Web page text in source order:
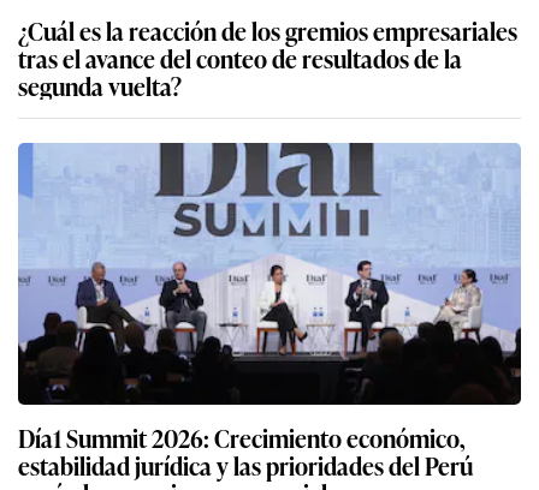
¿Cuál es la reacción de los gremios empresariales
tras el avance del conteo de resultados de la
segunda vuelta?
Día1 Summit 2026: Crecimiento económico,
estabilidad jurídica y las prioridades del Perú